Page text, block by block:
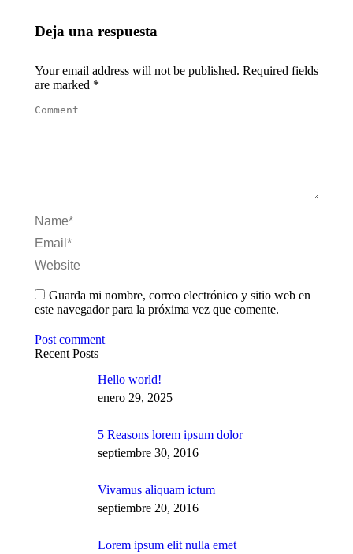
Deja una respuesta
Your email address will not be published. Required fields
are marked *
Comment
Name *
Email *
Website
Guarda mi nombre, correo electrónico y sitio web en
este navegador para la próxima vez que comente.
Post comment
Recent Posts
Hello world!
enero 29, 2025
5 Reasons lorem ipsum dolor
septiembre 30, 2016
Vivamus aliquam ictum
septiembre 20, 2016
Lorem ipsum elit nulla emet